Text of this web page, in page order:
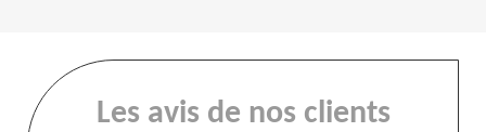
Les avis de nos clients